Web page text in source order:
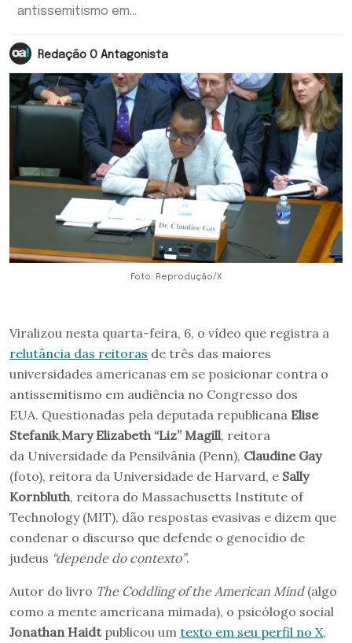
antissemitismo em...
Redação O Antagonista
Foto: Reprodução/X
Viralizou nesta quarta-feira, 6, o vídeo que registra a
relutância das reitoras de três das maiores
universidades americanas em se posicionar contra o
antissemitismo em audiência no Congresso dos
EUA. Questionadas pela deputada republicana Elise
Stefanik,Mary Elizabeth “Liz” Magill, reitora
da Universidade da Pensilvânia (Penn), Claudine Gay
(foto), reitora da Universidade de Harvard, e Sally
Kornbluth, reitora do Massachusetts Institute of
Technology (MIT), dão respostas evasivas e dizem que
condenar o discurso que defende o genocídio de
judeus “depende do contexto”.
Autor do livro The Coddling of the American Mind (algo
como a mente americana mimada), o psicólogo social
Jonathan Haidtpublicou um texto em seu perfil no X,